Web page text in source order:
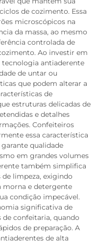
de cozimento. Essa
microscópicos na
da massa, ao mesmo
controlada de
Ao investir em
tecnologia antiaderente
de untar ou
que podem alterar a
de
estruturas delicadas de
e detalhes
Confeiteiros
essa característica
qualidade
em grandes volumes
também simplifica
limpeza, exigindo
morna e detergente
condição impecável.
significativa de
confeitaria, quando
de preparação. A
de alta